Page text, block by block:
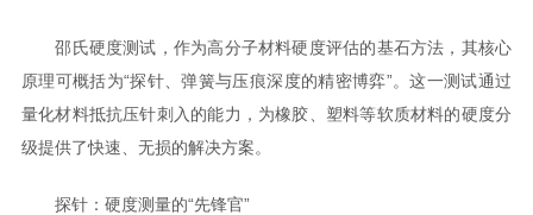
邵氏硬度测试，作为高分子材料硬度评估的基石方法，其核心
原理可概括为“探针、弹簧与压痕深度的精密博弈”。这一测试通过
量化材料抵抗压针刺入的能力，为橡胶、塑料等软质材料的硬度分
级提供了快速、无损的解决方案。
探针：硬度测量的“先锋官”